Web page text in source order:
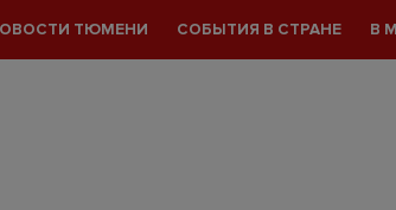
ТЮМЕНИ СОБЫТИЯ В СТРАНЕ В